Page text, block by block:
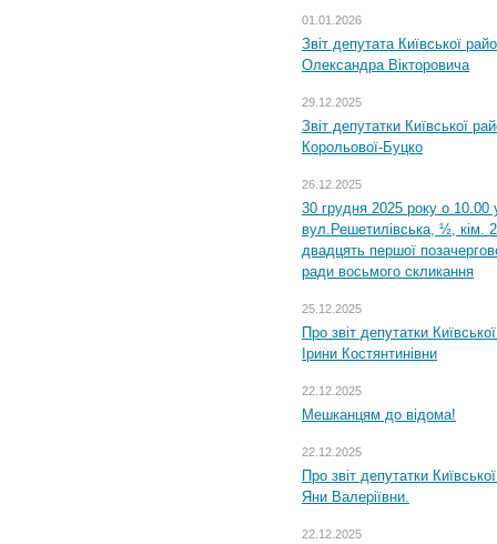
01.01.2026
Звіт депутата Київської
Олександра Вікторовича
29.12.2025
Звіт депутатки Київської
Корольової-Буцко
26.12.2025
30 грудня 2025 року о 10.00
вул.Решетилівська, ½, кім.
двадцять першої
ради восьмого скликання
25.12.2025
Про звіт депутатки
Ірини Костянтинівни
22.12.2025
Мешканцям до відома!
22.12.2025
Про звіт депутатки
Яни Валеріївни.
22.12.2025